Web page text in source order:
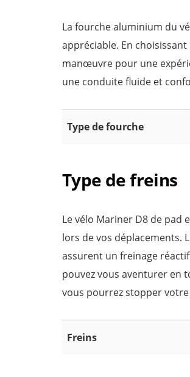
La fourche aluminium du
appréciable. En
manœuvre pour une
une conduite fluide et
Type de fourche
Type de freins
Le vélo Mariner D8 de
lors de vos déplacements.
assurent un freinage
pouvez vous aventurer en
vous pourrez stopper
Freins